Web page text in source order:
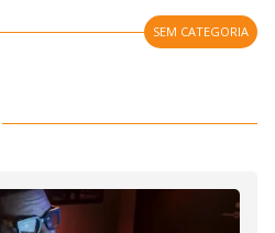
SEM CATEGORIA